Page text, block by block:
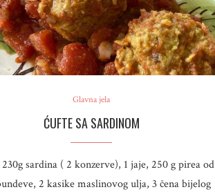
Glavna jela
ĆUFTE SA SARDINOM
sardina ( 2 konzerve), 1 jaje, 250 g pirea od
2 kasike maslinovog ulja, 3 čena bijelog